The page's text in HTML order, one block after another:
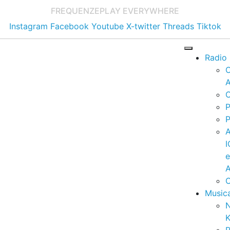
FREQUENZEPLAY EVERYWHERE
Instagram Facebook Youtube X-twitter Threads Tiktok
Radio
e